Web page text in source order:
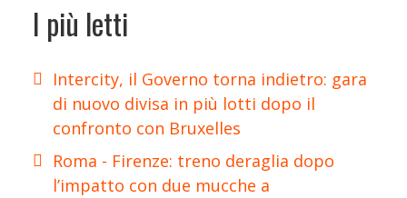
I più letti
Intercity, il Governo torna indietro: gara
di nuovo divisa in più lotti dopo il
confronto con Bruxelles
Roma - Firenze: treno deraglia dopo
l’impatto con due mucche a